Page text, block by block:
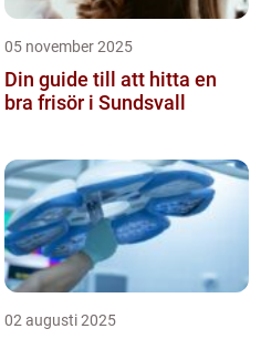
05 november 2025
Din guide till att hitta en
bra frisör i Sundsvall
02 augusti 2025